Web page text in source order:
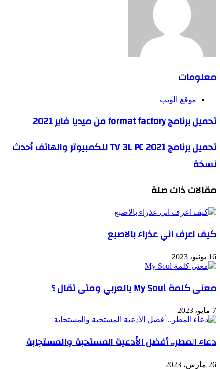
معلومات
موقع الويب
تحميل برنامج format factory من ميديا فاير 2021
تحميل برنامج TV 3L PC 2021 للكمبيوتر والهاتف أحدث
نسخة
مقالات ذات صلة
كيف اعرف اني عذراء بالاصبع
16 يونيو، 2023
معنى كلمة My Soul بالعربي ومتى تقال ؟
7 مايو، 2023
دعاء المطر.. أفضل الأدعية المستحبة والمستجابة
26 مارس، 2023